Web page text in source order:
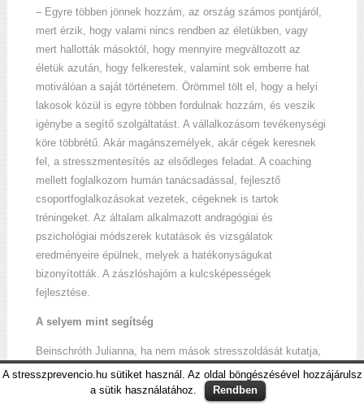
– Egyre többen jönnek hozzám, az ország számos pontjáról,
mert érzik, hogy valami nincs rendben az életükben, vagy
mert hallották másoktól, hogy mennyire megváltozott az
életük azután, hogy felkerestek, valamint sok emberre hat
motiválóan a saját történetem. Örömmel tölt el, hogy a helyi
lakosok közül is egyre többen fordulnak hozzám, és veszik
igénybe a segítő szolgáltatást. A vállalkozásom tevékenységi
köre többrétű. Akár magánszemélyek, akár cégek keresnek
fel, a stresszmentesítés az elsődleges feladat. A coaching
mellett foglalkozom humán tanácsadással, fejlesztő
csoportfoglalkozásokat vezetek, cégeknek is tartok
tréningeket. Az általam alkalmazott andragógiai és
pszichológiai módszerek kutatások és vizsgálatok
eredményeire épülnek, melyek a hatékonyságukat
bizonyították. A zászlóshajóm a kulcsképességek
fejlesztése.
A selyem mint segítség
Beinschróth Julianna, ha nem mások stresszoldását kutatja,
akkor 100 százalékos hernyóselyem alapanyagra viszi fel a
kedvére tetsző motívumokat.
A stresszprevencio.hu sütiket használ. Az oldal böngészésével hozzájárulsz
a sütik használatához.
Rendben